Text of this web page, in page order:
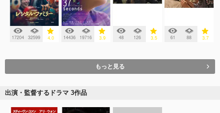
17204 32599 4.0 14436 19716 3.9 48 126 3.5 61 88 3.7
もっと見る
出演・監督するドラマ 3作品